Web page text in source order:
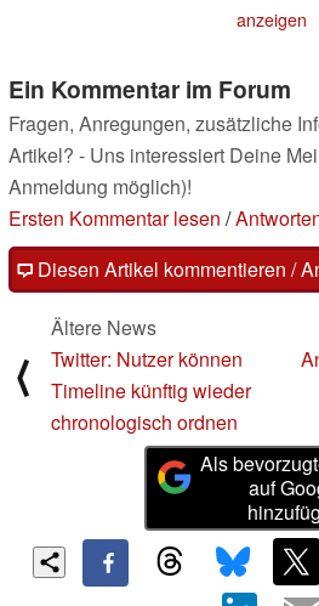
anzeigen
Ein Kommentar im Forum
Fragen, Anregungen, zusätzliche
Artikel? - Uns interessiert Deine
Anmeldung möglich)!
Ersten Kommentar lesen /
Diesen Artikel kommentieren /
⟨
Ältere News
Twitter: Nutzer können
Timeline künftig wieder
chronologisch ordnen
Als
auf